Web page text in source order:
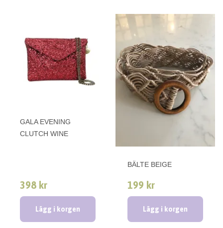
GALA EVENING
CLUTCH WINE
398 kr
Lägg i korgen
BÄLTE BEIGE
199 kr
Lägg i korgen